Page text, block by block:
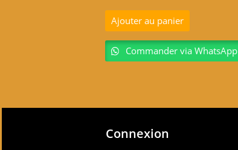
Ajouter au panier
Commander via WhatsApp
Connexion